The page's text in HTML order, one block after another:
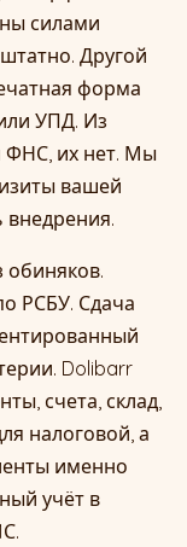
силами
Другой
форма
УПД. Из
ФНС, их нет. Мы
вашей
внедрения.
РСБУ. Сдача
Dolibarr
счета, склад,
налоговой, а
именно
учёт в